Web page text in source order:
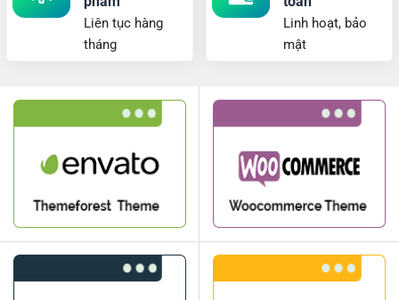
Liên tục hàng
tháng
Linh hoạt, bảo
mật